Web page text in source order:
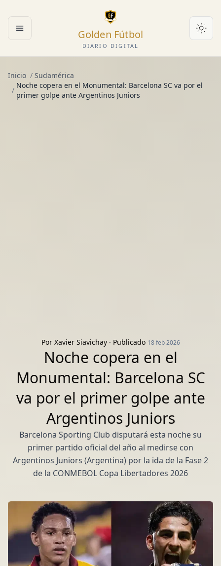
Abrir menú Golden Fútbol
DIARIO DIGITAL
Inicio / Sudamérica
/
Noche copera en el Monumental: Barcelona SC va por el
primer golpe ante Argentinos Juniors
Por Xavier Siavichay· Publicado 18 feb 2026
Noche copera en el
Monumental: Barcelona SC
va por el primer golpe ante
Argentinos Juniors
Barcelona Sporting Club disputará esta noche su
primer partido oficial del año al medirse con
Argentinos Juniors (Argentina) por la ida de la Fase 2
de la CONMEBOL Copa Libertadores 2026